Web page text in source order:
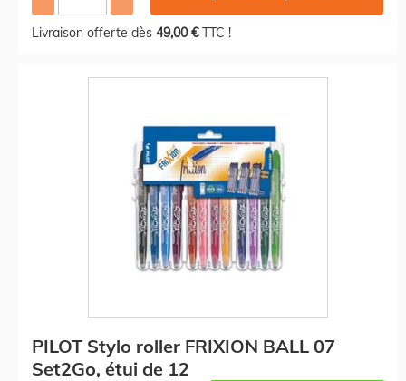
Livraison offerte dès 49,00 €TTC !
PILOT Stylo roller FRIXION BALL 07
Set2Go, étui de 12